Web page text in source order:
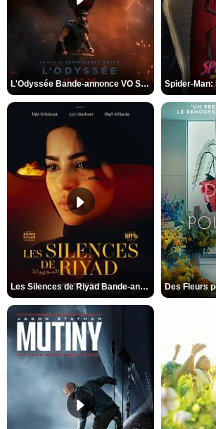
L'Odyssée Bande-annonce VO STFR
Les Silences de Riyad Bande-annonce VO STFR